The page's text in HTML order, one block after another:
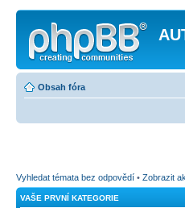
Obsah fóra
Vyhledat témata bez odpovědí • Zobrazit
VAŠE PRVNÍ KATEGORIE